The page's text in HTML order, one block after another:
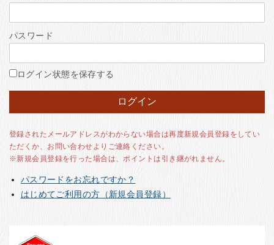
ご利用ガイド
お客様の声
お知らせ
English
パスワード
ログイン状態を保存する
登録されたメールアドレスがわからない場合は再度新規会員登録をしてい
ただくか、お問い合わせよりご連絡ください。
※新規会員登録を行った場合は、ポイントは引き継がれません。
パスワードをお忘れですか？
はじめてご利用の方（新規会員登録）